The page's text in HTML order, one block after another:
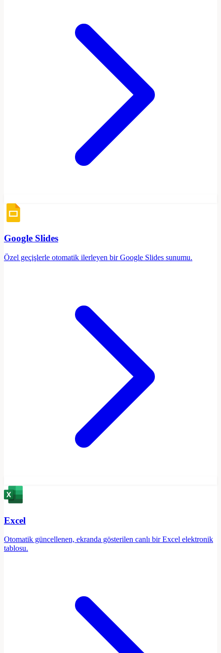
Google Slides
Özel geçişlerle otomatik ilerleyen bir Google Slides sunumu.
Excel
Otomatik güncellenen, ekranda gösterilen canlı bir Excel elektronik
tablosu.